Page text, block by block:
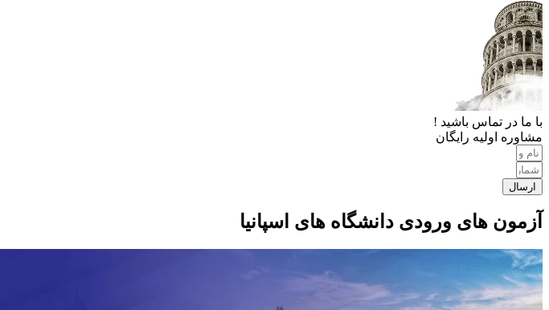
با ما در تماس باشید !
مشاوره اولیه رایگان
ارسال
آزمون های ورودی دانشگاه های اسپانیا